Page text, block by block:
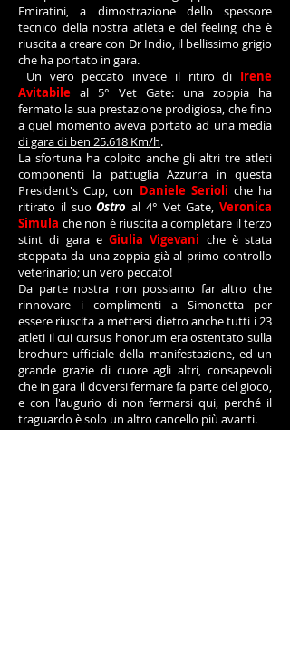
Emiratini, a dimostrazione dello spessore
tecnico della nostra atleta e del feeling che è
riuscita a creare con Dr Indio, il bellissimo grigio
che ha portato in gara.
Un vero peccato invece il ritiro di Irene
Avitabile al 5° Vet Gate: una zoppia ha
fermato la sua prestazione prodigiosa, che fino
a quel momento aveva portato ad una media
di gara di ben 25.618 Km/h.
La sfortuna ha colpito anche gli altri tre atleti
componenti la pattuglia Azzurra in questa
President's Cup, con Daniele Serioli che ha
ritirato il suoOstro al 4° Vet Gate, Veronica
Simula che non è riuscita a completare il terzo
stint di gara e Giulia Vigevani che è stata
stoppata da una zoppia già al primo controllo
veterinario; un vero peccato!
Da parte nostra non possiamo far altro che
rinnovare i complimenti a Simonetta per
essere riuscita a mettersi dietro anche tutti i 23
atleti il cui cursus honorum era ostentato sulla
brochure ufficiale della manifestazione, ed un
grande grazie di cuore agli altri, consapevoli
che in gara il doversi fermare fa parte del gioco,
e con l'augurio di non fermarsi qui, perché il
traguardo è solo un altro cancello più avanti.